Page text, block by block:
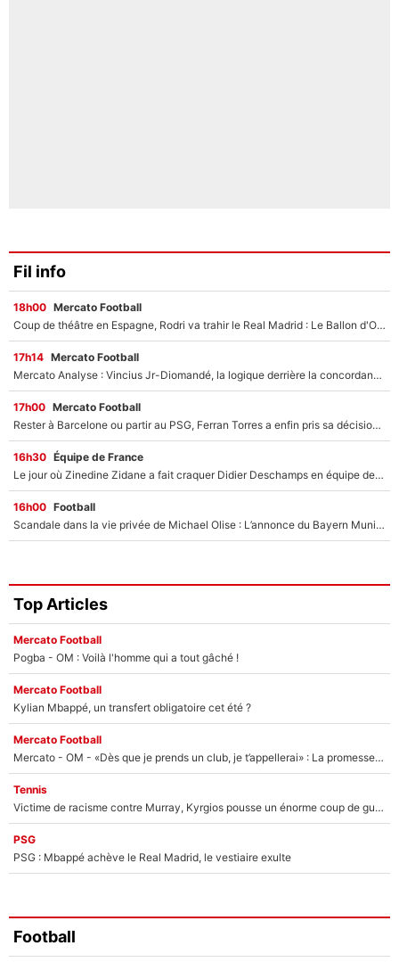
Fil info
18h00 Mercato Football
Coup de théâtre en Espagne, Rodri va trahir le Real Madrid : Le Ballon d'Or a choisi de signer au FC Barcelone !
17h14 Mercato Football
Mercato Analyse : Vincius Jr-Diomandé, la logique derrière la concordance des temps
17h00 Mercato Football
Rester à Barcelone ou partir au PSG, Ferran Torres a enfin pris sa décision : La course contre la montre est lancée !
16h30 Équipe de France
Le jour où Zinedine Zidane a fait craquer Didier Deschamps en équipe de France : «Je m’en suis voulu», l’ancien sélectionneur a regretté son geste !
16h00 Football
Scandale dans la vie privée de Michael Olise : L’annonce du Bayern Munich sur son enfant caché
Top Articles
Mercato Football
Pogba - OM : Voilà l'homme qui a tout gâché !
Mercato Football
Kylian Mbappé, un transfert obligatoire cet été ?
Mercato Football
Mercato - OM - «Dès que je prends un club, je t’appellerai» : La promesse de Marcelino au moment de claquer la porte
Tennis
Victime de racisme contre Murray, Kyrgios pousse un énorme coup de gueule !
PSG
PSG : Mbappé achève le Real Madrid, le vestiaire exulte
Football